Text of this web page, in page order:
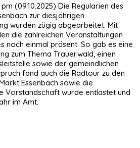
(09.10.2025) Die Regularien des
zur diesjährigen
wurden zügig abgearbeitet. Mit
die zahlreichen Veranstaltungen
noch einmal präsent. So gab es eine
zum Thema Trauerwald, einen
sowie der gemeindlichen
fand auch die Radtour zu den
Essenbach sowie die
Vorstandschaft wurde entlastet und
im Amt.